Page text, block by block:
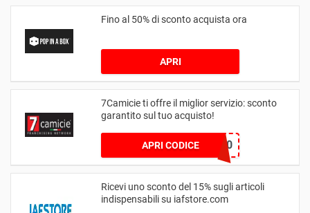
Fino al 50% di sconto acquista ora
APRI
7Camicie ti offre il miglior servizio: sconto
garantito sul tuo acquisto!
APRI CODICEHELLO10
Ricevi uno sconto del 15% sugli articoli
indispensabili su iafstore.com